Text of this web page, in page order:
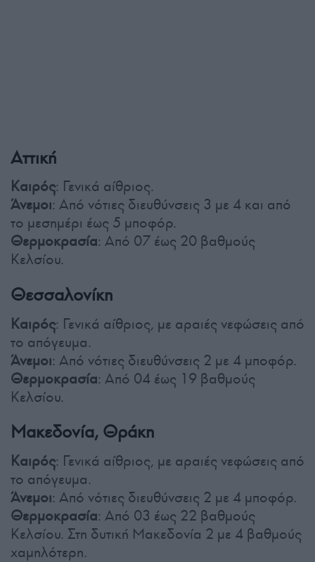
Αττική
Καιρός: Γενικά αίθριος.
Άνεμοι: Από νότιες διευθύνσεις 3 με 4 και από
το μεσημέρι έως 5 μποφόρ.
Θερμοκρασία: Από 07 έως 20 βαθμούς
Κελσίου.
Θεσσαλονίκη
Καιρός: Γενικά αίθριος, με αραιές νεφώσεις από
το απόγευμα.
Άνεμοι: Από νότιες διευθύνσεις 2 με 4 μποφόρ.
Θερμοκρασία: Από 04 έως 19 βαθμούς
Κελσίου.
Μακεδονία, Θράκη
Καιρός: Γενικά αίθριος, με αραιές νεφώσεις από
το απόγευμα.
Άνεμοι: Από νότιες διευθύνσεις 2 με 4 μποφόρ.
Θερμοκρασία: Από 03 έως 22 βαθμούς
Κελσίου. Στη δυτική Μακεδονία 2 με 4 βαθμούς
χαμηλότερη.